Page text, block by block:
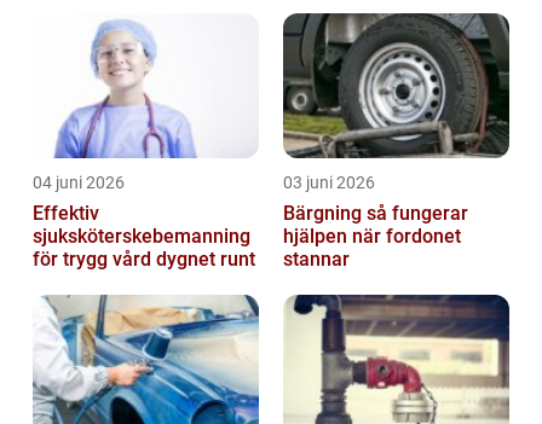
04 juni 2026
Effektiv
sjuksköterskebemanning
för trygg vård dygnet runt
03 juni 2026
Bärgning så fungerar
hjälpen när fordonet
stannar